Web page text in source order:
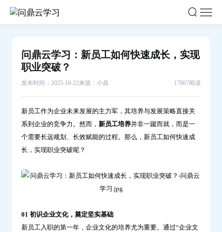
问鼎云学习：新员工如何快速成长，实现
职业突破？
发布时间：2025-10-22来源：小鼎 17867阅读
新员工作为企业未来发展的主力军，其培养与发展策略直接关
系到企业的竞争力。然而， 新员工培养并非一蹴而就，而是一
个需要长远规划、长效赋能的过程。那么，新员工如何快速成
长，实现职业突破呢？
01 初识企业文化，奠定坚实基础
新员工入职的第一年，企业文化的培养尤为重要。通过“企业文